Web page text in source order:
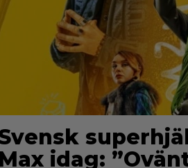
Max idag: